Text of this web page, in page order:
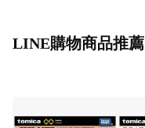
LINE購物商品推薦